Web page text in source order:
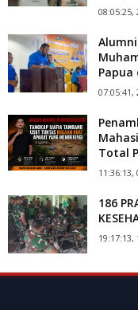
08:05:25,
Papua
07:05:41,
Total
11:36:13,
186
19:17:13,